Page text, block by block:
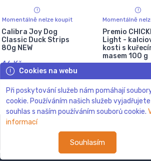
Momentálně nelze koupit
Calibra Joy Dog
Classic Duck Strips
80g NEW
46 Kč
Momentálně
Premio
Light -
kosti s
masem 100 g
Cookies na webu
Při poskytování služeb nám pomáhají
cookie. Používáním našich služeb vyjadřujete
souhlas s naším používáním souborů cookie.
informací
Souhlasím